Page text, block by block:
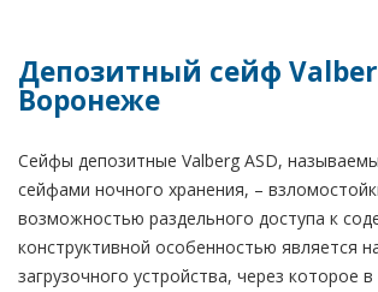
Депозитный сейф
Воронеже
Сейфы депозитные Valberg ASD,
сейфами ночного хранения, –
возможностью раздельного доступа к
конструктивной особенностью является
загрузочного устройства, через которое